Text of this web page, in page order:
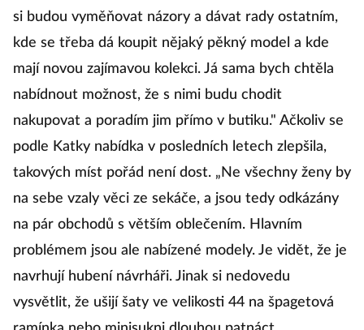
si budou vyměňovat názory a dávat rady ostatním,
kde se třeba dá koupit nějaký pěkný model a kde
mají novou zajímavou kolekci. Já sama bych chtěla
nabídnout možnost, že s nimi budu chodit
nakupovat a poradím jim přímo v butiku." Ačkoliv se
podle Katky nabídka v posledních letech zlepšila,
takových míst pořád není dost. „Ne všechny ženy by
na sebe vzaly věci ze sekáče, a jsou tedy odkázány
na pár obchodů s větším oblečením. Hlavním
problémem jsou ale nabízené modely. Je vidět, že je
navrhují hubení návrháři. Jinak si nedovedu
vysvětlit, že ušijí šaty ve velikosti 44 na špagetová